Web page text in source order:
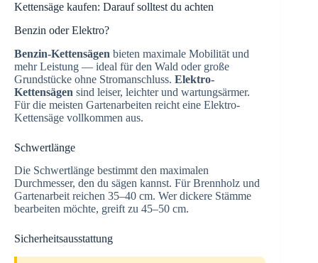
Kettensäge kaufen: Darauf solltest du achten
Benzin oder Elektro?
Benzin-Kettensägen bieten maximale Mobilität und
mehr Leistung — ideal für den Wald oder große
Grundstücke ohne Stromanschluss. Elektro-
Kettensägen sind leiser, leichter und wartungsärmer.
Für die meisten Gartenarbeiten reicht eine Elektro-
Kettensäge vollkommen aus.
Schwertlänge
Die Schwertlänge bestimmt den maximalen
Durchmesser, den du sägen kannst. Für Brennholz und
Gartenarbeit reichen 35–40 cm. Wer dickere Stämme
bearbeiten möchte, greift zu 45–50 cm.
Sicherheitsausstattung